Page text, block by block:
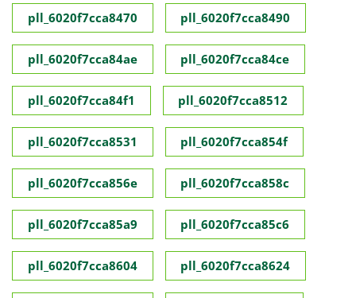
pll_6020f7cca8470 pll_6020f7cca8490
pll_6020f7cca84ae pll_6020f7cca84ce
pll_6020f7cca84f1 pll_6020f7cca8512
pll_6020f7cca8531 pll_6020f7cca854f
pll_6020f7cca856e pll_6020f7cca858c
pll_6020f7cca85a9 pll_6020f7cca85c6
pll_6020f7cca8604 pll_6020f7cca8624